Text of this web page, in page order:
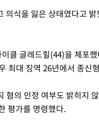
의식을 잃은 상태였다고
클 글레드힐(44)을 체포
최대 징역 26년에서 종신
혐의 인정 여부도 밝히지
평가를 명령했다.